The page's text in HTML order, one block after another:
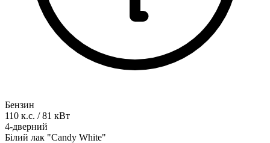
Бензин
110 к.с. / 81 кВт
4-дверний
Білий лак "Candy White"